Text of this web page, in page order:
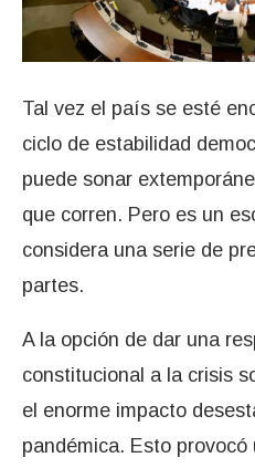
Tal vez el país se esté
ciclo de estabilidad
puede sonar
que corren. Pero es un
considera una serie de
partes.
A la opción de dar una
constitucional a la crisis
el enorme impacto
pandémica. Esto provocó